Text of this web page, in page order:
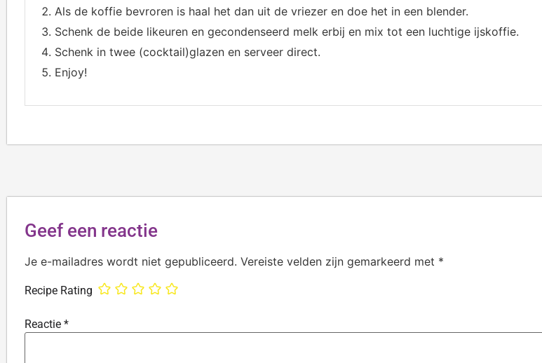
Als de koffie bevroren is haal het dan uit de vriezer en doe het in een blender.
Schenk de beide likeuren en gecondenseerd melk erbij en mix tot een luchtige ijskoffie.
Schenk in twee (cocktail)glazen en serveer direct.
Enjoy!
Geef een reactie
Je e-mailadres wordt niet gepubliceerd. Vereiste velden zijn gemarkeerd met *
Recipe Rating
Reactie *